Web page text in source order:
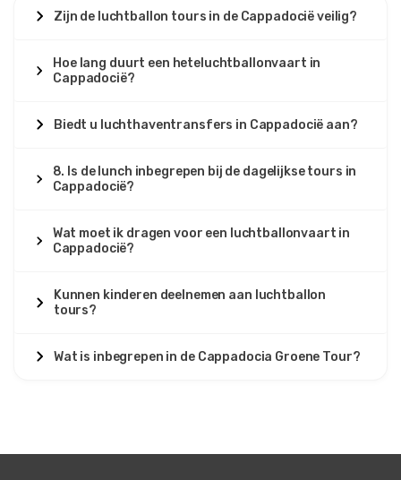
Zijn de luchtballon tours in de Cappadocië veilig?
Hoe lang duurt een heteluchtballonvaart in
Cappadocië?
Biedt u luchthaventransfers in Cappadocië aan?
8. Is de lunch inbegrepen bij de dagelijkse tours in
Cappadocië?
Wat moet ik dragen voor een luchtballonvaart in
Cappadocië?
Kunnen kinderen deelnemen aan luchtballon
tours?
Wat is inbegrepen in de Cappadocia Groene Tour?